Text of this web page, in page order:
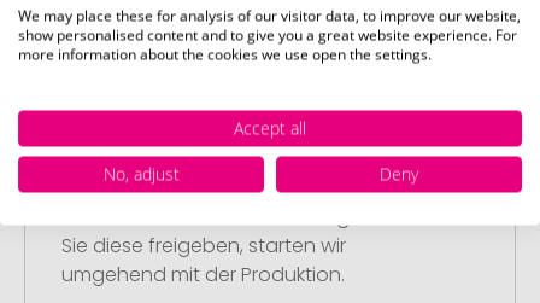
Schritt 3:
Artikelvorschau und Freigabe
Sie erhalten von uns eine kostenlose
Sie diese freigeben, starten wir
umgehend mit der Produktion.
We may place these for analysis of our visitor data, to improve our website,
show personalised content and to give you a great website experience. For
more information about the cookies we use open the settings.
Accept all
No, adjust
Deny